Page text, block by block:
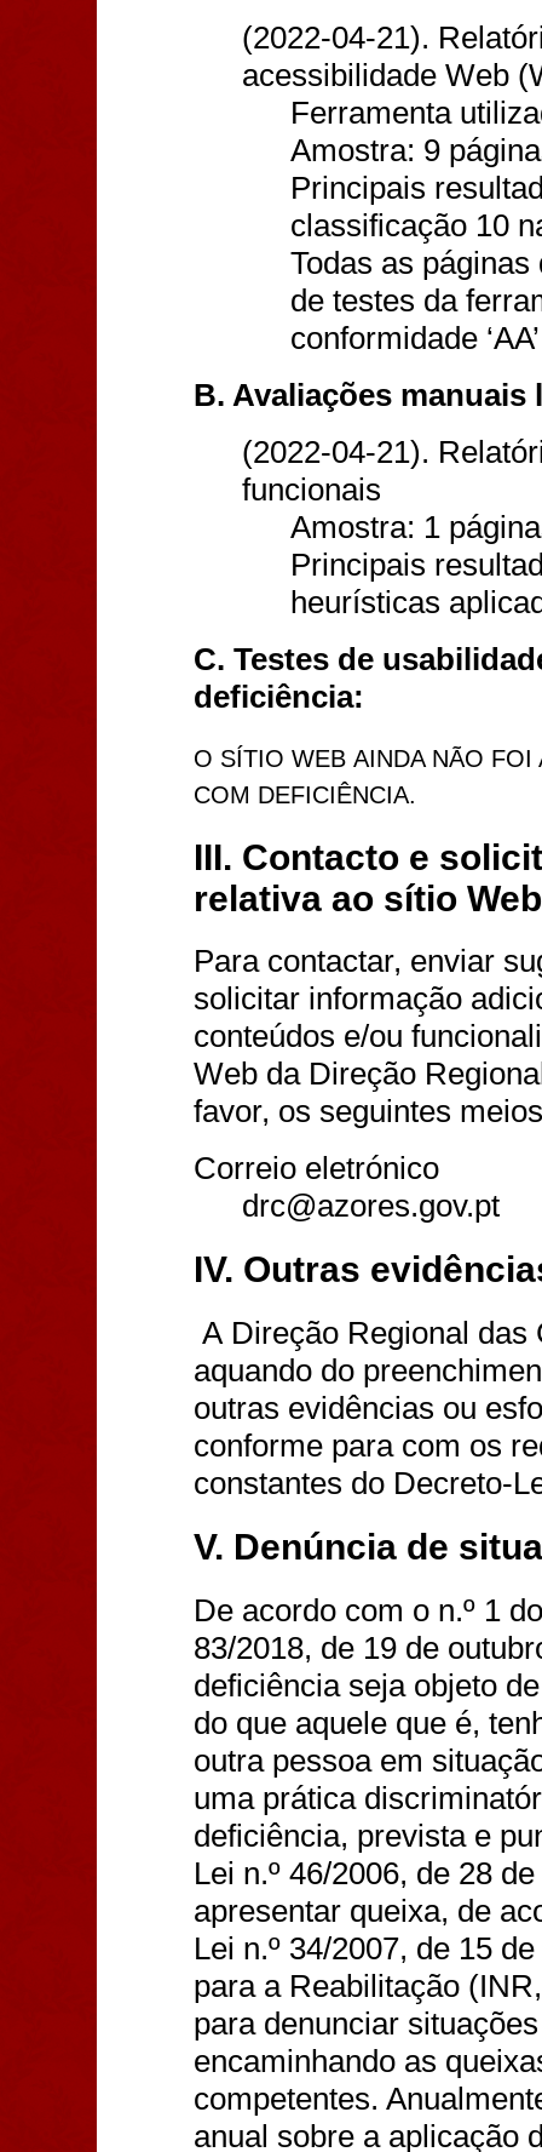
(2022-04-21).
acessibilidade Web
Ferramenta
Amostra: 9
Principais
classificação 10
Todas as
de testes da
conformidade
B. Avaliações manuais
(2022-04-21).
funcionais
Amostra: 1
Principais
heurísticas
C. Testes de
deficiência:
O SÍTIO WEB AINDA NÃO FOI
COM DEFICIÊNCIA.
III. Contacto e
relativa ao sítio Web
Para contactar, enviar
solicitar informação
conteúdos e/ou
Web daDireção
favor, os seguintes
Correio eletrónico
drc@azores.gov.pt
IV. Outras
A Direção Regional das
aquando do
outras evidências ou
conforme para com os
constantes do Decreto-
V. Denúncia de
De acordo com o n.º 1
83/2018, de 19 de
deficiência seja objeto
do que aquele que é,
outra pessoa em
uma prática
deficiência, prevista e
Lei n.º 46/2006, de 28
apresentar queixa, de
Lei n.º 34/2007, de 15
para a Reabilitação
para denunciar
encaminhando as
competentes.
anual sobre a aplicação